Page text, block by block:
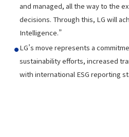
and managed, all the way to the
decisions. Through this, LG will
Intelligence.”
LG’s move represents a
sustainability efforts, increased
with international ESG reporting